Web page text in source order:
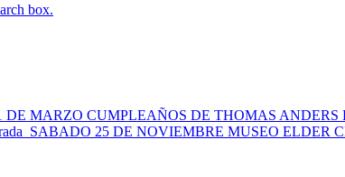
box.
DE MARZO CUMPLEAÑOS DE THOMAS ANDERS
SABADO 25 DE NOVIEMBRE MUSEO ELDER